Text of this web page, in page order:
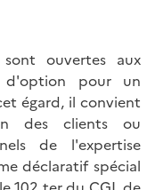
ouvertes aux
d'option pour un
égard, il convient
des clients ou
de l'expertise
déclaratif spécial